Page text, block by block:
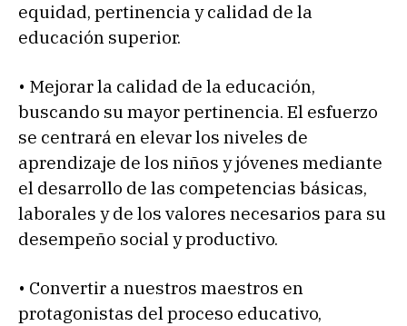
equidad, pertinencia y calidad de la
educación superior.
• Mejorar la calidad de la educación,
buscando su mayor pertinencia. El esfuerzo
se centrará en elevar los niveles de
aprendizaje de los niños y jóvenes mediante
el desarrollo de las competencias básicas,
laborales y de los valores necesarios para su
desempeño social y productivo.
• Convertir a nuestros maestros en
protagonistas del proceso educativo,